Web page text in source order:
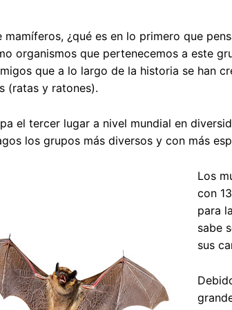
mamíferos, ¿qué es en lo primero que
organismos que pertenecemos a este
que a lo largo de la historia se han
(ratas y ratones).
el tercer lugar a nivel mundial en
los grupos más diversos y con más
Los
con
para
sabe
sus